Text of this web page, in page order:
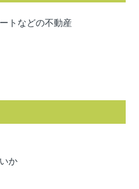
トなどの不動産
か